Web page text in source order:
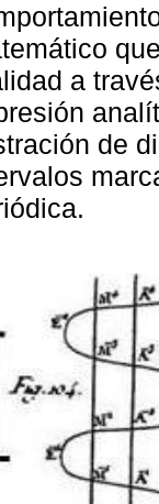
a
de